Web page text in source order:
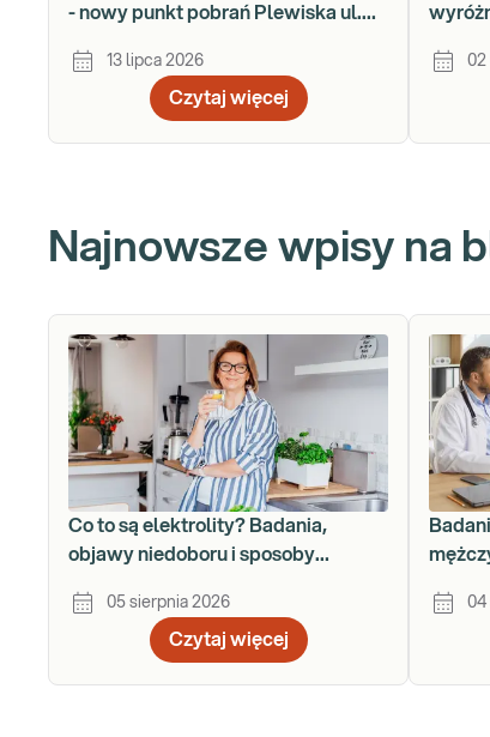
- nowy punkt pobrań Plewiska ul.
13 lipca 2026
Czytaj więcej
02
Najnowsze wpisy na
Co to są elektrolity? Badania,
objawy niedoboru i sposoby
05 sierpnia 2026
Czytaj więcej
04